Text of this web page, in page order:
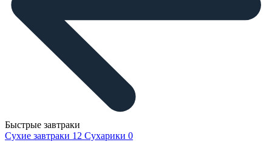
Быстрые завтраки
Сухие завтраки 12 Сухарики 0